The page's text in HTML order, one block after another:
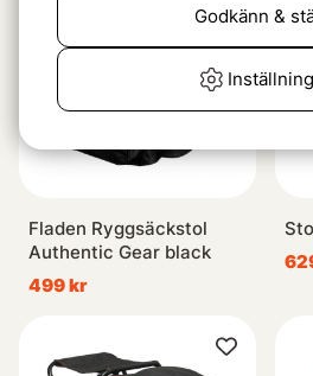
Fladen Ryggsäckstol
Authentic Gear black
499 kr
Godkänn &